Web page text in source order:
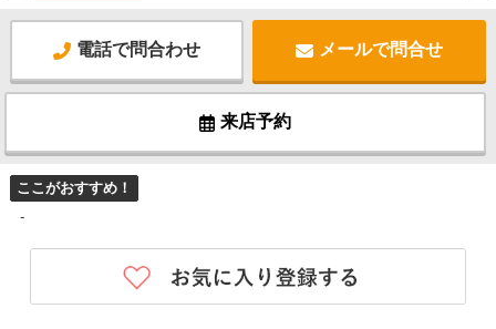
電話で問合わせ メールで問合せ
来店予約
ここがおすすめ！
-